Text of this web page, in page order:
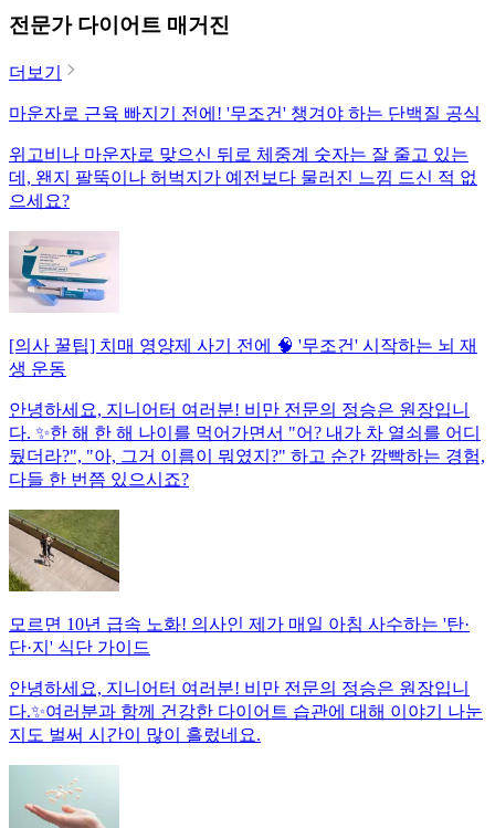
전문가 다이어트 매거진
더보기
마운자로 근육 빠지기 전에! '무조건' 챙겨야 하는 단백질 공식
위고비나 마운자로 맞으신 뒤로 체중계 숫자는 잘 줄고 있는
데, 왠지 팔뚝이나 허벅지가 예전보다 물러진 느낌 드신 적 없
으세요?
[의사 꿀팁] 치매 영양제 사기 전에 🧠 '무조건' 시작하는 뇌 재
생 운동
안녕하세요, 지니어터 여러분! 비만 전문의 정승은 원장입니
다. ✨한 해 한 해 나이를 먹어가면서 "어? 내가 차 열쇠를 어디
뒀더라?", "아, 그거 이름이 뭐였지?" 하고 순간 깜빡하는 경험,
다들 한 번쯤 있으시죠?
모르면 10년 급속 노화! 의사인 제가 매일 아침 사수하는 '탄·
단·지' 식단 가이드
안녕하세요, 지니어터 여러분! 비만 전문의 정승은 원장입니
다.✨여러분과 함께 건강한 다이어트 습관에 대해 이야기 나눈
지도 벌써 시간이 많이 흘렀네요.